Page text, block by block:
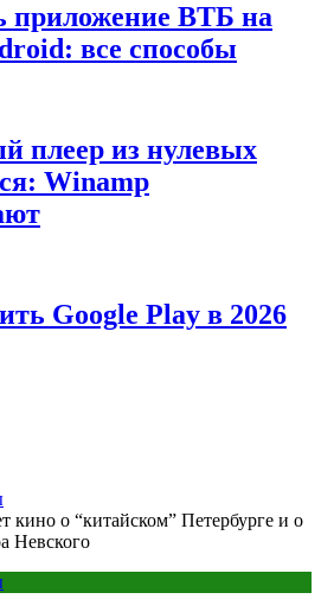
приложение ВТБ на
все способы
плеер из нулевых
Winamp
Google Play в 2026
кино о “китайском” Петербурге и о
Невского